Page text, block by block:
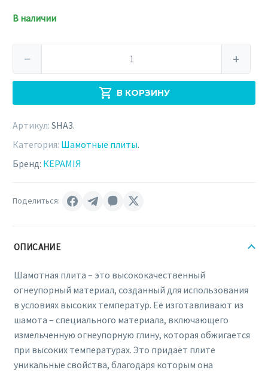
В наличии
Огнеупорная
500×250×30
(SHA3)
− +
В КОРЗИНУ
Артикул: SHA3.
Категория: Шамотные плиты.
Бренд: КЕРАМІЯ
Поделиться:
ОПИСАНИЕ
Шамотная плита – это высококачественный
огнеупорный материал, созданный для использования
в условиях высоких температур. Её изготавливают из
шамота – специального материала, включающего
измельченную огнеупорную глину, которая обжигается
при высоких температурах. Это придаёт плите
уникальные свойства, благодаря которым она